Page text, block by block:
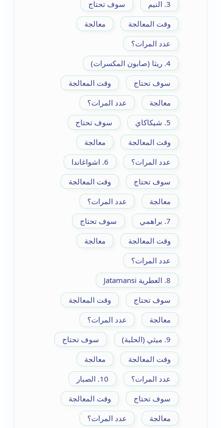
3. النيم
سوف تحتاج
وقت المعالجة
معالجة
عدد المرات؟
4. ريثا (صابون المكسرات)
سوف تحتاج
وقت المعالجة
معالجة
عدد المرات؟
5. شيكاكاي
سوف تحتاج
وقت المعالجة
معالجة
عدد المرات؟
6. اشواغاندا
سوف تحتاج
وقت المعالجة
معالجة
عدد المرات؟
7. براهمي
سوف تحتاج
وقت المعالجة
معالجة
عدد المرات؟
8. العطرية Jatamansi
سوف تحتاج
وقت المعالجة
معالجة
عدد المرات؟
9. ميثي (الحلبة)
سوف تحتاج
وقت المعالجة
معالجة
عدد المرات؟
10. الصبار
سوف تحتاج
وقت المعالجة
معالجة
عدد المرات؟